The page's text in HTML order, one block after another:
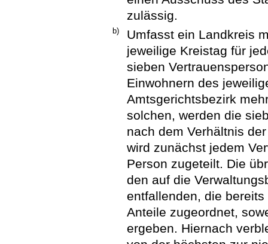
zulässig.
b)
Umfasst ein Landkreis
jeweilige Kreistag für
sieben
Einwohnern des
Amtsgerichtsbezirk
solchen, werden die
nach dem Verhältnis
wird zunächst jedem
Person zugeteilt. Die
den auf die
entfallenden, die
Anteile zugeordnet,
ergeben. Hiernach